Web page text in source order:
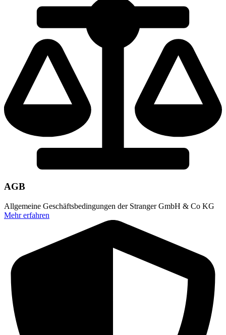
AGB
Allgemeine Geschäftsbedingungen der Stranger GmbH & Co KG
Mehr erfahren